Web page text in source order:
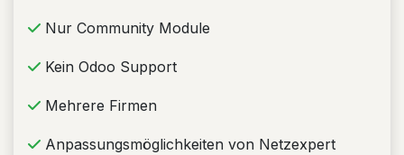
Nur Community Module
Kein Odoo Support
Mehrere Firmen
Anpassungsmöglichkeiten von Netzexpert